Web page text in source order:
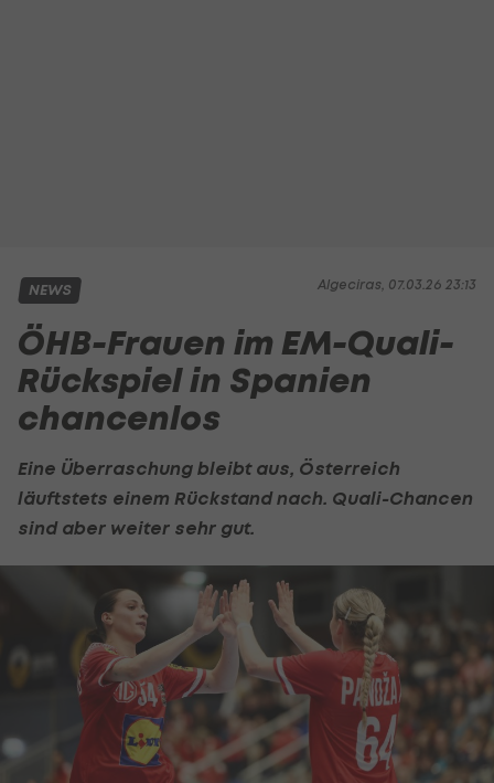
Algeciras, 07.03.26 23:13
NEWS
ÖHB-Frauen im EM-Quali-
Rückspiel in Spanien
chancenlos
Eine Überraschung bleibt aus, Österreich
läuftstets einem Rückstand nach. Quali-Chancen
sind aber weiter sehr gut.